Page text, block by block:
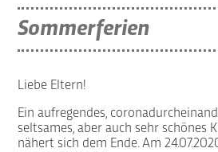
Sommerferien
Liebe Eltern!
Ein aufregendes,
seltsames, aber auch sehr schönes
nähert sich dem Ende. Am